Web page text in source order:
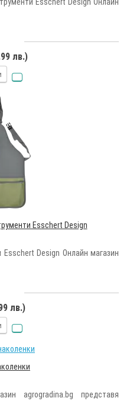
Esschert Design Онлайн
лв.)
Esschert Design
Esschert Design Онлайн магазин
лв.)
agrogradina.bg представя